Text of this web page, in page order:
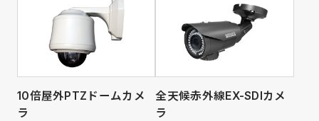
10倍屋外PTZドームカメ
ラ
全天候赤外線EX-SDIカメ
ラ